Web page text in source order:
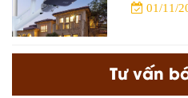
01/11/
Tư vấn